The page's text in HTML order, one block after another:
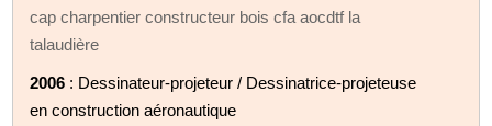
cap charpentier constructeur bois cfa aocdtf la
talaudière
2006 : Dessinateur-projeteur / Dessinatrice-projeteuse
en construction aéronautique